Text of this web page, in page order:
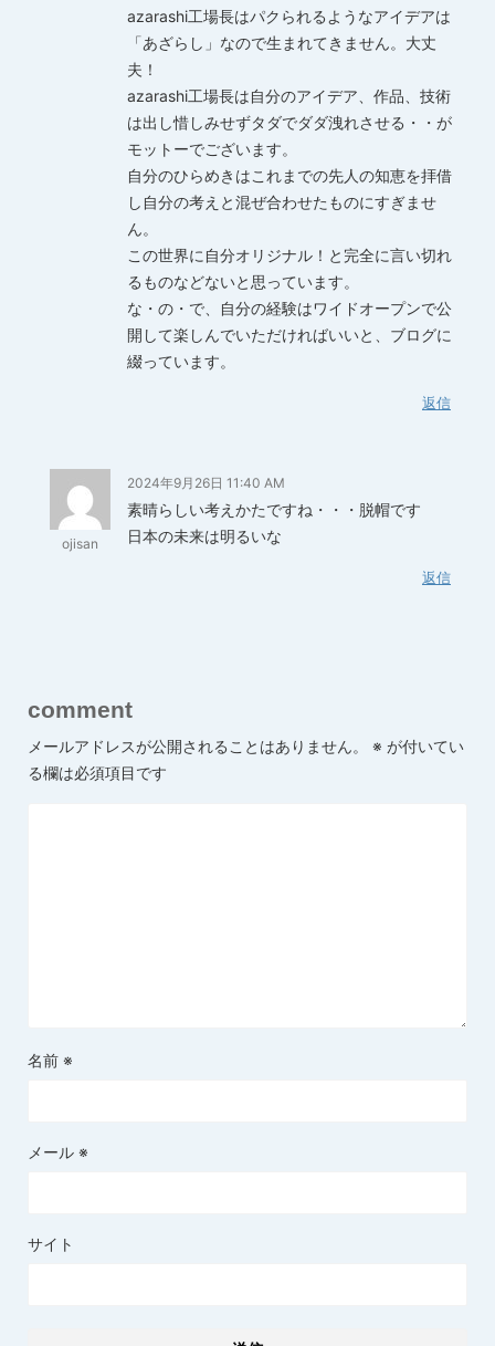
azarashi工場長はパクられるようなアイデアは
「あざらし」なので生まれてきません。大丈
夫！
azarashi工場長は自分のアイデア、作品、技術
は出し惜しみせずタダでダダ洩れさせる・・が
モットーでございます。
自分のひらめきはこれまでの先人の知恵を拝借
し自分の考えと混ぜ合わせたものにすぎませ
ん。
この世界に自分オリジナル！と完全に言い切れ
るものなどないと思っています。
な・の・で、自分の経験はワイドオープンで公
開して楽しんでいただければいいと、ブログに
綴っています。
返信
ojisan
2024年9月26日 11:40 AM
素晴らしい考えかたですね・・・脱帽です
日本の未来は明るいな
返信
comment
メールアドレスが公開されることはありません。 ※ が付いてい
る欄は必須項目です
名前 ※
メール ※
サイト